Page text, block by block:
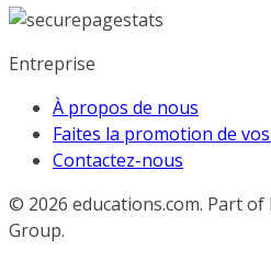
Entreprise
À propos de nous
Faites la promotion de
Contactez-nous
© 2026 educations.com. Part
Group.